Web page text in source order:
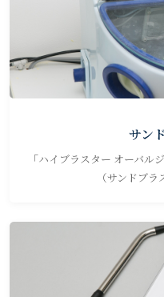
サン
「ハイブラスター オーバル
（サンドブラ